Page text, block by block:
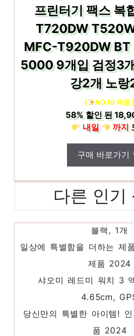
프린터기 팩스 복
T720DW
MFC-T920DW
5000 9개입 검정3
강2개 노랑
[ NO.10 제품 ]
58%할인 된
내일
까지
구매 바로가기
다른 인기
신지모루 스마트링 링고미
일상에 특별함을 더하는 제
제품 2024
샤오미 레드미 워치 3
4.65cm,
당신만의 특별한 아이템!
품 2024